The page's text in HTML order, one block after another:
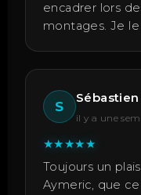
encadrer lors
montages. Je
S
il y a une
★★★★★
Toujours un
Aymeric, que